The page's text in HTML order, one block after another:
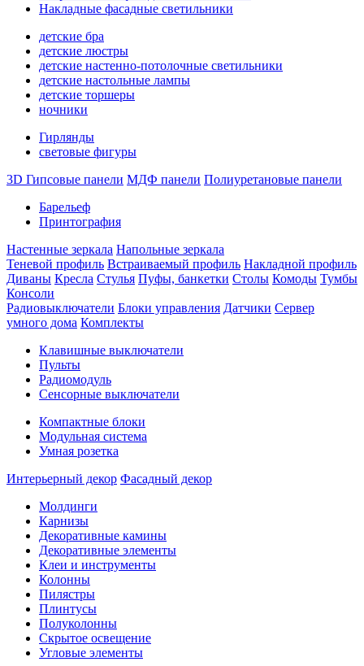
Накладные фасадные светильники
детские бра
детские люстры
детские настенно-потолочные светильники
детские настольные лампы
детские торшеры
ночники
Гирлянды
световые фигуры
3D Гипсовые панели МДФ панели Полиуретановые панели
Барельеф
Принтография
Настенные зеркала Напольные зеркала
Теневой профиль Встраиваемый профиль Накладной профиль
Диваны Кресла Стулья Пуфы, банкетки Столы Комоды Тумбы
Консоли
Радиовыключатели Блоки управления Датчики Сервер
умного дома Комплекты
Клавишные выключатели
Пульты
Радиомодуль
Сенсорные выключатели
Компактные блоки
Модульная система
Умная розетка
Интерьерный декор Фасадный декор
Молдинги
Карнизы
Декоративные камины
Декоративные элементы
Клеи и инструменты
Колонны
Пилястры
Плинтусы
Полуколонны
Скрытое освещение
Угловые элементы